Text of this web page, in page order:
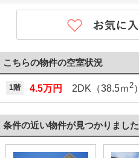
こちらの物件の空室状況
1階 4.5万円 2DK（38.5ｍ2）
条件の近い物件が見つかりました